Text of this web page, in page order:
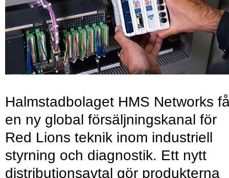
Halmstadbolaget HMS Networks
en ny global försäljningskanal för
Red Lions teknik inom industriell
styrning och diagnostik. Ett nytt
distributionsavtal gör produkterna